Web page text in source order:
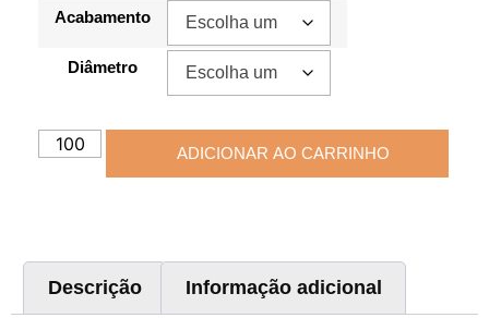
Acabamento
Diâmetro
ADICIONAR AO CARRINHO
Descrição Informação adicional